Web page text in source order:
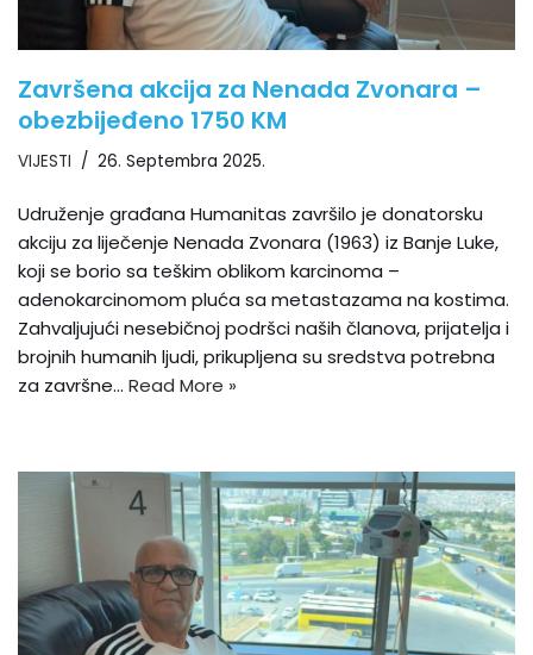
Završena akcija za Nenada Zvonara –
obezbijeđeno 1750 KM
VIJESTI 26. Septembra 2025.
Udruženje građana Humanitas završilo je donatorsku
akciju za liječenje Nenada Zvonara (1963) iz Banje Luke,
koji se borio sa teškim oblikom karcinoma –
adenokarcinomom pluća sa metastazama na kostima.
Zahvaljujući nesebičnoj podršci naših članova, prijatelja i
brojnih humanih ljudi, prikupljena su sredstva potrebna
za završne… Read More »